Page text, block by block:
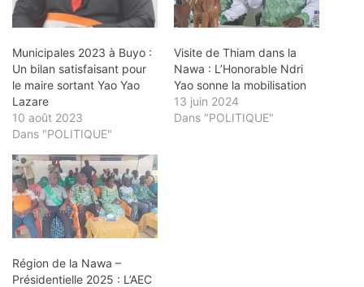
Municipales 2023 à Buyo :
Un bilan satisfaisant pour
le maire sortant Yao Yao
Lazare
10 août 2023
Dans "POLITIQUE"
Visite de Thiam dans la
Nawa : L’Honorable Ndri
Yao sonne la mobilisation
13 juin 2024
Dans "POLITIQUE"
Région de la Nawa –
Présidentielle 2025 : L’AEC